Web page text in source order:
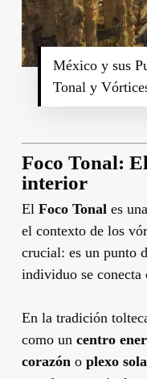
México y sus
Tonal y
Foco Tonal:
interior
El Foco Tonales una
el contexto de los
crucial: es un punto
individuo se conecta
En la tradición
como un centro
corazóno plexo